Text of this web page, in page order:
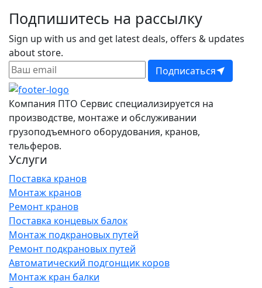
Подпишитесь на рассылку
Sign up with us and get latest deals, offers & updates
about store.
Подписаться
Компания ПТО Сервис специализируется на
производстве, монтаже и обслуживании
грузоподъемного оборудования, кранов,
тельферов.
Услуги
Поставка кранов
Монтаж кранов
Ремонт кранов
Поставка концевых балок
Монтаж подкрановых путей
Ремонт подкрановых путей
Автоматический подгонщик коров
Монтаж кран балки